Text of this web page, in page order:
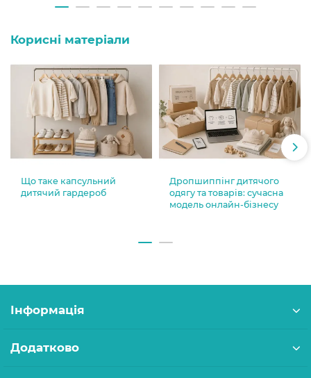
Корисні матеріали
Що таке капсульний
дитячий гардероб
Дропшиппінг дитячого
одягу та товарів: сучасна
модель онлайн-бізнесу
Інформація
Додатково